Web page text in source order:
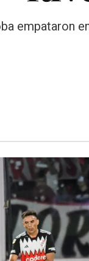
empataron